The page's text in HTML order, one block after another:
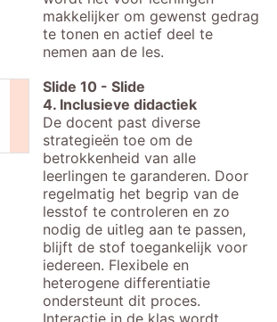
makkelijker om gewenst gedrag
te tonen en actief deel te
nemen aan de les.
Slide 10 - Slide
4. Inclusieve didactiek
De docent past diverse
strategieën toe om de
betrokkenheid van alle
leerlingen te garanderen. Door
regelmatig het begrip van de
lesstof te controleren en zo
nodig de uitleg aan te passen,
blijft de stof toegankelijk voor
iedereen. Flexibele en
heterogene differentiatie
ondersteunt dit proces.
Interactie in de klas wordt